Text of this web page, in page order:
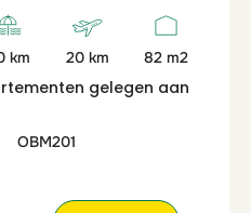
km 20 km 82 m2
gelegen aan
OBM201